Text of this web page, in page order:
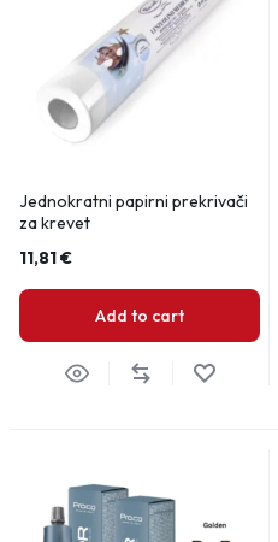
Jednokratni papirni prekrivači
za krevet
11,81€
Add to cart